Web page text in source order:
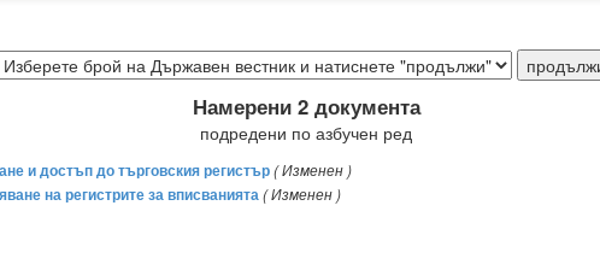
Намерени 2 документа
подредени по азбучен ред
и достъп до търговския регистър( Изменен )
на регистрите за вписванията( Изменен )